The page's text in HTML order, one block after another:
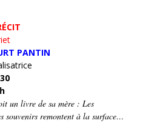
PANTIN
un livre de sa mère : Les
souvenirs remontent à la surface…